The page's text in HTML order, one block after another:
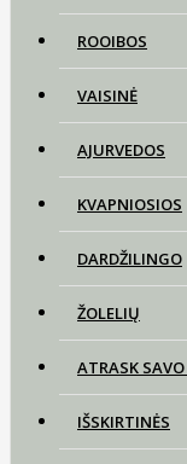
ROOIBOS
VAISINĖ
AJURVEDOS
KVAPNIOSIOS
DARDŽILINGO
ŽOLELIŲ
ATRASK
IŠSKIRTINĖS